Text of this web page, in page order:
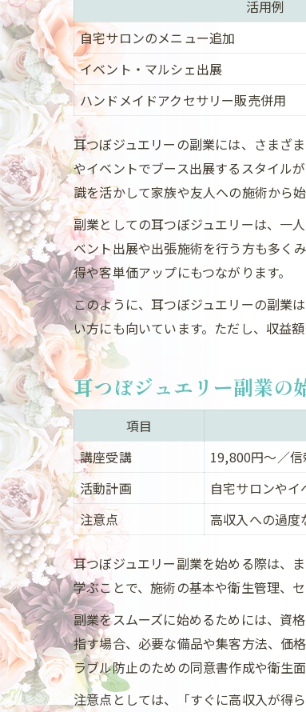
活用例
自宅サロンのメニュー追加
イベント・マルシェ出展
ハンドメイドアクセサリー販売併用
耳つぼジュエリーの副業には、さまざ
やイベントでブース出展するスタイル
識を活かして家族や友人への施術から
副業としての耳つぼジュエリーは、一
ベント出展や出張施術を行う方も多く
得や客単価アップにもつながります。
このように、耳つぼジュエリーの副業
い方にも向いています。ただし、収益
耳つぼジュエリー副業の
項目
講座受講
19,800円～／
活動計画
自宅サロンや
注意点
高収入への過度
耳つぼジュエリー副業を始める際は、
学ぶことで、施術の基本や衛生管理、
副業をスムーズに始めるためには、資
指す場合、必要な備品や集客方法、価
ラブル防止のための同意書作成や衛生
注意点としては、「すぐに高収入が得